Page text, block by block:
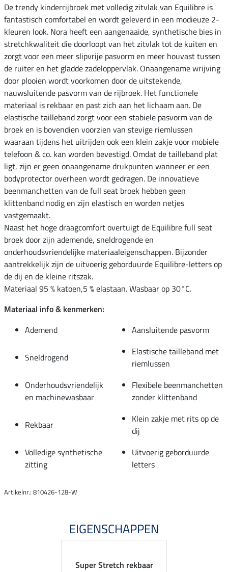
De trendy kinderrijbroek met volledig zitvlak van Equilibre is
fantastisch comfortabel en wordt geleverd in een modieuze 2-
kleuren look. Nora heeft een aangenaaide, synthetische bies in
stretchkwaliteit die doorloopt van het zitvlak tot de kuiten en
zorgt voor een meer slipvrije pasvorm en meer houvast tussen
de ruiter en het gladde zadeloppervlak. Onaangename wrijving
door plooien wordt voorkomen door de uitstekende,
nauwsluitende pasvorm van de rijbroek. Het functionele
materiaal is rekbaar en past zich aan het lichaam aan. De
elastische tailleband zorgt voor een stabiele pasvorm van de
broek en is bovendien voorzien van stevige riemlussen
waaraan tijdens het uitrijden ook een klein zakje voor mobiele
telefoon & co. kan worden bevestigd. Omdat de tailleband plat
ligt, zijn er geen onaangename drukpunten wanneer er een
bodyprotector overheen wordt gedragen. De innovatieve
beenmanchetten van de full seat broek hebben geen
klittenband nodig en zijn elastisch en worden netjes
vastgemaakt.
Naast het hoge draagcomfort overtuigt de Equilibre full seat
broek door zijn ademende, sneldrogende en
onderhoudsvriendelijke materiaaleigenschappen. Bijzonder
aantrekkelijk zijn de uitvoerig geborduurde Equilibre-letters op
de dij en de kleine ritszak.
Materiaal 95 % katoen,5 % elastaan. Wasbaar op 30°C.
Materiaal info & kenmerken:
Ademend
Aansluitende pasvorm
Sneldrogend
Elastische tailleband met
riemlussen
Onderhoudsvriendelijk
en machinewasbaar
Flexibele beenmanchetten
zonder klittenband
Rekbaar
Klein zakje met rits op de
dij
Volledige synthetische
zitting
Uitvoerig geborduurde
letters
Artikelnr.: 810426-128-W
EIGENSCHAPPEN
Super Stretch rekbaar